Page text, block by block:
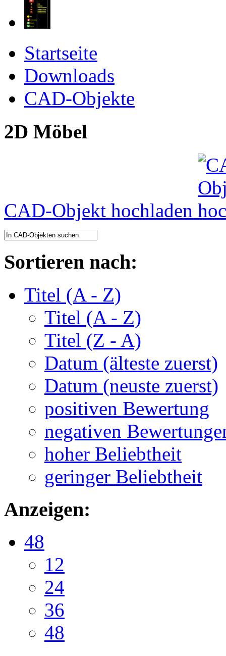
Startseite
Downloads
CAD-Objekte
2D Möbel
CAD-Objekt hochladen
Sortieren nach:
Titel (A - Z)
Titel (A - Z)
Titel (Z - A)
Datum (älteste zuerst)
Datum (neuste zuerst)
positiven Bewertung
negativen
hoher Beliebtheit
geringer Beliebtheit
Anzeigen:
48
12
24
36
48